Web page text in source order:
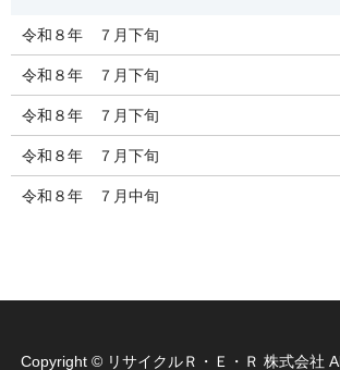
令和８年 ７月下旬
令和８年 ７月下旬
令和８年 ７月下旬
令和８年 ７月下旬
令和８年 ７月中旬
Copyright © リサイクルＲ・Ｅ・Ｒ 株式会社